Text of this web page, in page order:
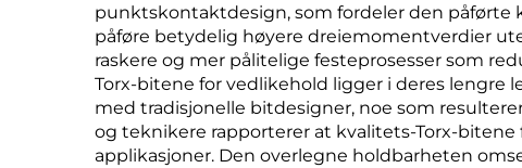
punktskontaktdesign, som fordeler den
påføre betydelig høyere dreiemomentverdier
raskere og mer pålitelige festeprosesser som
Torx-bitene for vedlikehold ligger i deres
med tradisjonelle bitdesigner, noe som
og teknikere rapporterer at kvalitets-Torx-
applikasjoner. Den overlegne holdbarheten